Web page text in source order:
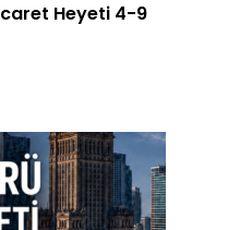
Heyeti 4-9